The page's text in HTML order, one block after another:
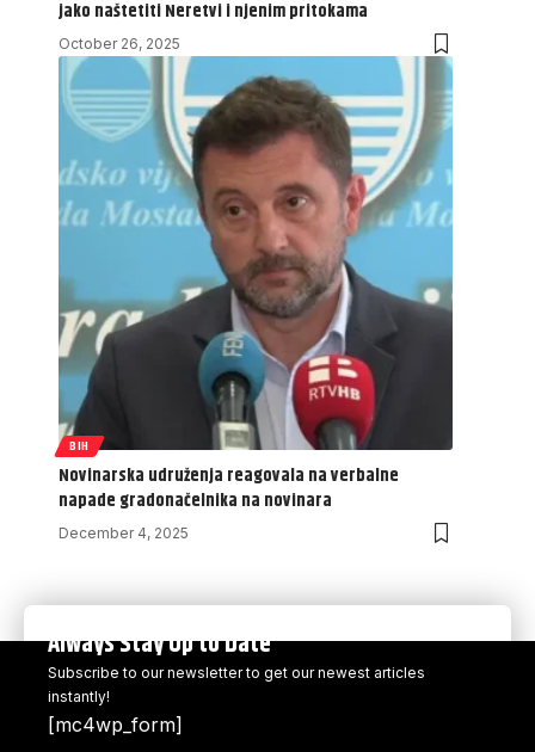
jako naštetiti Neretvi i njenim pritokama
October 26, 2025
BIH
Novinarska udruženja reagovala na verbalne
napade gradonačelnika na novinara
December 4, 2025
Always Stay Up to Date
Subscribe to our newsletter to get our newest articles
instantly!
[mc4wp_form]